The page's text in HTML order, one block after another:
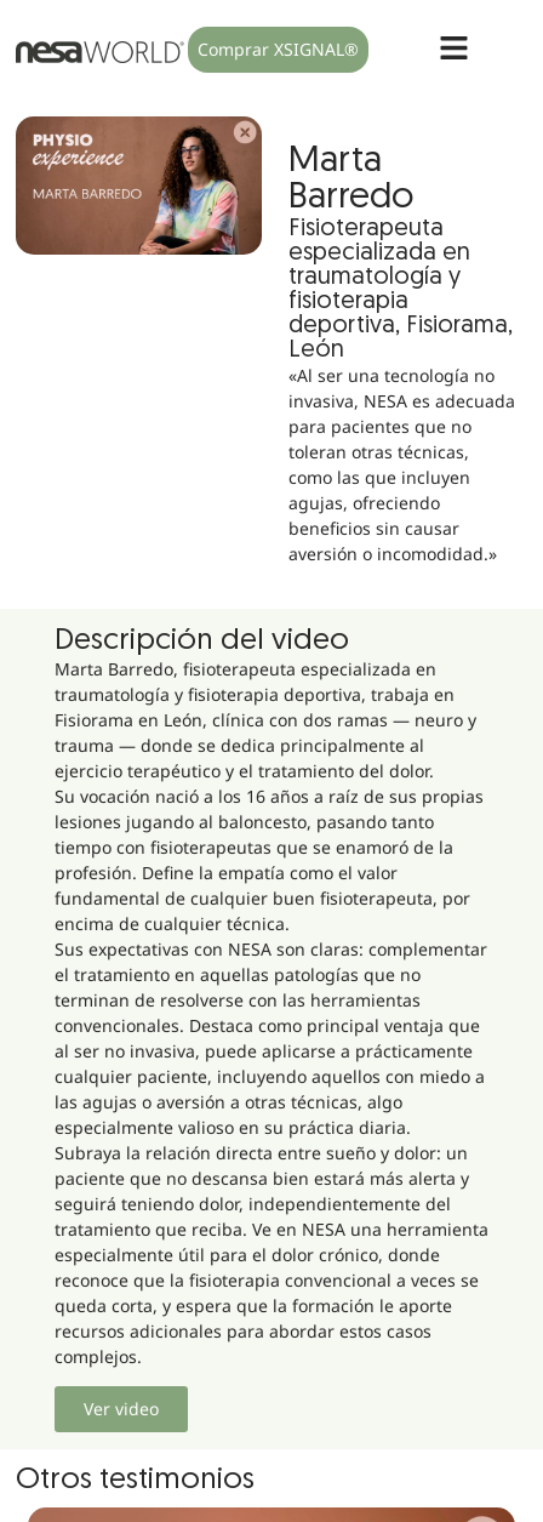
Comprar XSIGNAL®
Marta
Barredo
Fisioterapeuta
especializada en
traumatología y
fisioterapia
deportiva, Fisiorama,
León
«Al ser una tecnología no
invasiva, NESA es adecuada
para pacientes que no
toleran otras técnicas,
como las que incluyen
agujas, ofreciendo
beneficios sin causar
aversión o incomodidad.»
Descripción del video
Marta Barredo, fisioterapeuta especializada en
traumatología y fisioterapia deportiva, trabaja en
Fisiorama en León, clínica con dos ramas — neuro y
trauma — donde se dedica principalmente al
ejercicio terapéutico y el tratamiento del dolor.
Su vocación nació a los 16 años a raíz de sus propias
lesiones jugando al baloncesto, pasando tanto
tiempo con fisioterapeutas que se enamoró de la
profesión. Define la empatía como el valor
fundamental de cualquier buen fisioterapeuta, por
encima de cualquier técnica.
Sus expectativas con NESA son claras: complementar
el tratamiento en aquellas patologías que no
terminan de resolverse con las herramientas
convencionales. Destaca como principal ventaja que
al ser no invasiva, puede aplicarse a prácticamente
cualquier paciente, incluyendo aquellos con miedo a
las agujas o aversión a otras técnicas, algo
especialmente valioso en su práctica diaria.
Subraya la relación directa entre sueño y dolor: un
paciente que no descansa bien estará más alerta y
seguirá teniendo dolor, independientemente del
tratamiento que reciba. Ve en NESA una herramienta
especialmente útil para el dolor crónico, donde
reconoce que la fisioterapia convencional a veces se
queda corta, y espera que la formación le aporte
recursos adicionales para abordar estos casos
complejos.
Ver video
Otros testimonios